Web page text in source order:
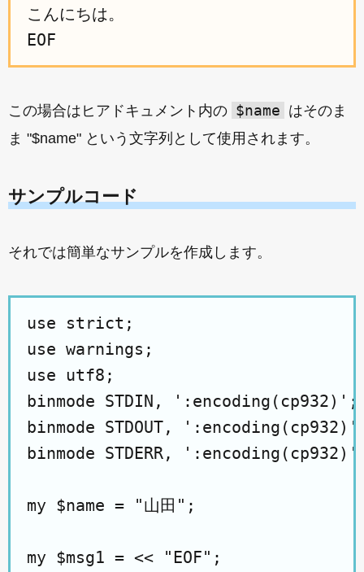
こんにちは。
この場合はヒアドキュメント内の $name はそのま
ま "$name" という文字列として使用されます。
サンプルコード
それでは簡単なサンプルを作成します。
use strict;
use warnings;
use utf8;
binmode STDIN, ':encoding(cp932)';
binmode STDOUT,
binmode STDERR,
my $name = "山田";
my $msg1 = << "EOF";